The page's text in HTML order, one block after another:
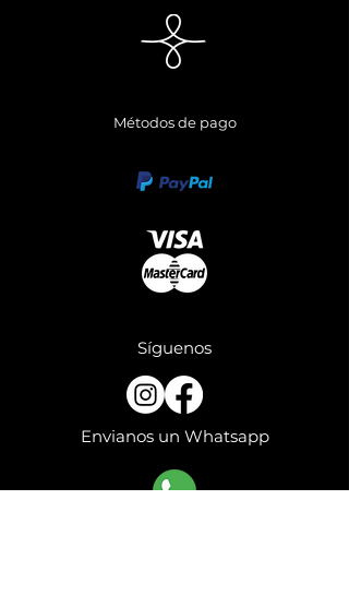
Métodos de pago
Síguenos
Envianos un Whatsapp